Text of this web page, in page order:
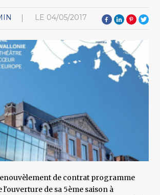
LE 04/05/2017
de contrat programme
l'ouverture de sa 5ème saison à